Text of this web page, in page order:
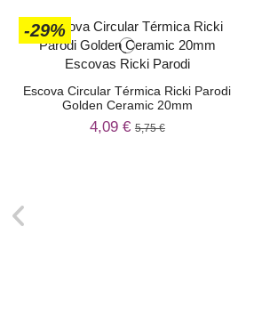
-29%
Escova Circular Térmica Ricki Parodi
Golden Ceramic 20mm
4,09 € 5,75 €